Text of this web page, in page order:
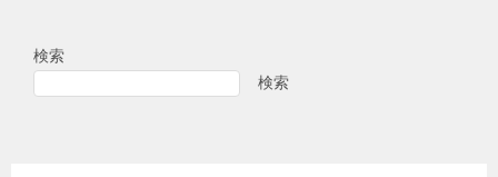
検索
検索